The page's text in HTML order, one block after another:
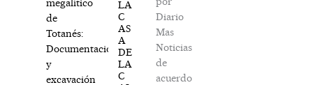
megalítico
de
Totanés:
Documentación
y
excavación
LA
C
AS
A
DE
LA
C
Diario
Mas
Noticias
de
acuerdo